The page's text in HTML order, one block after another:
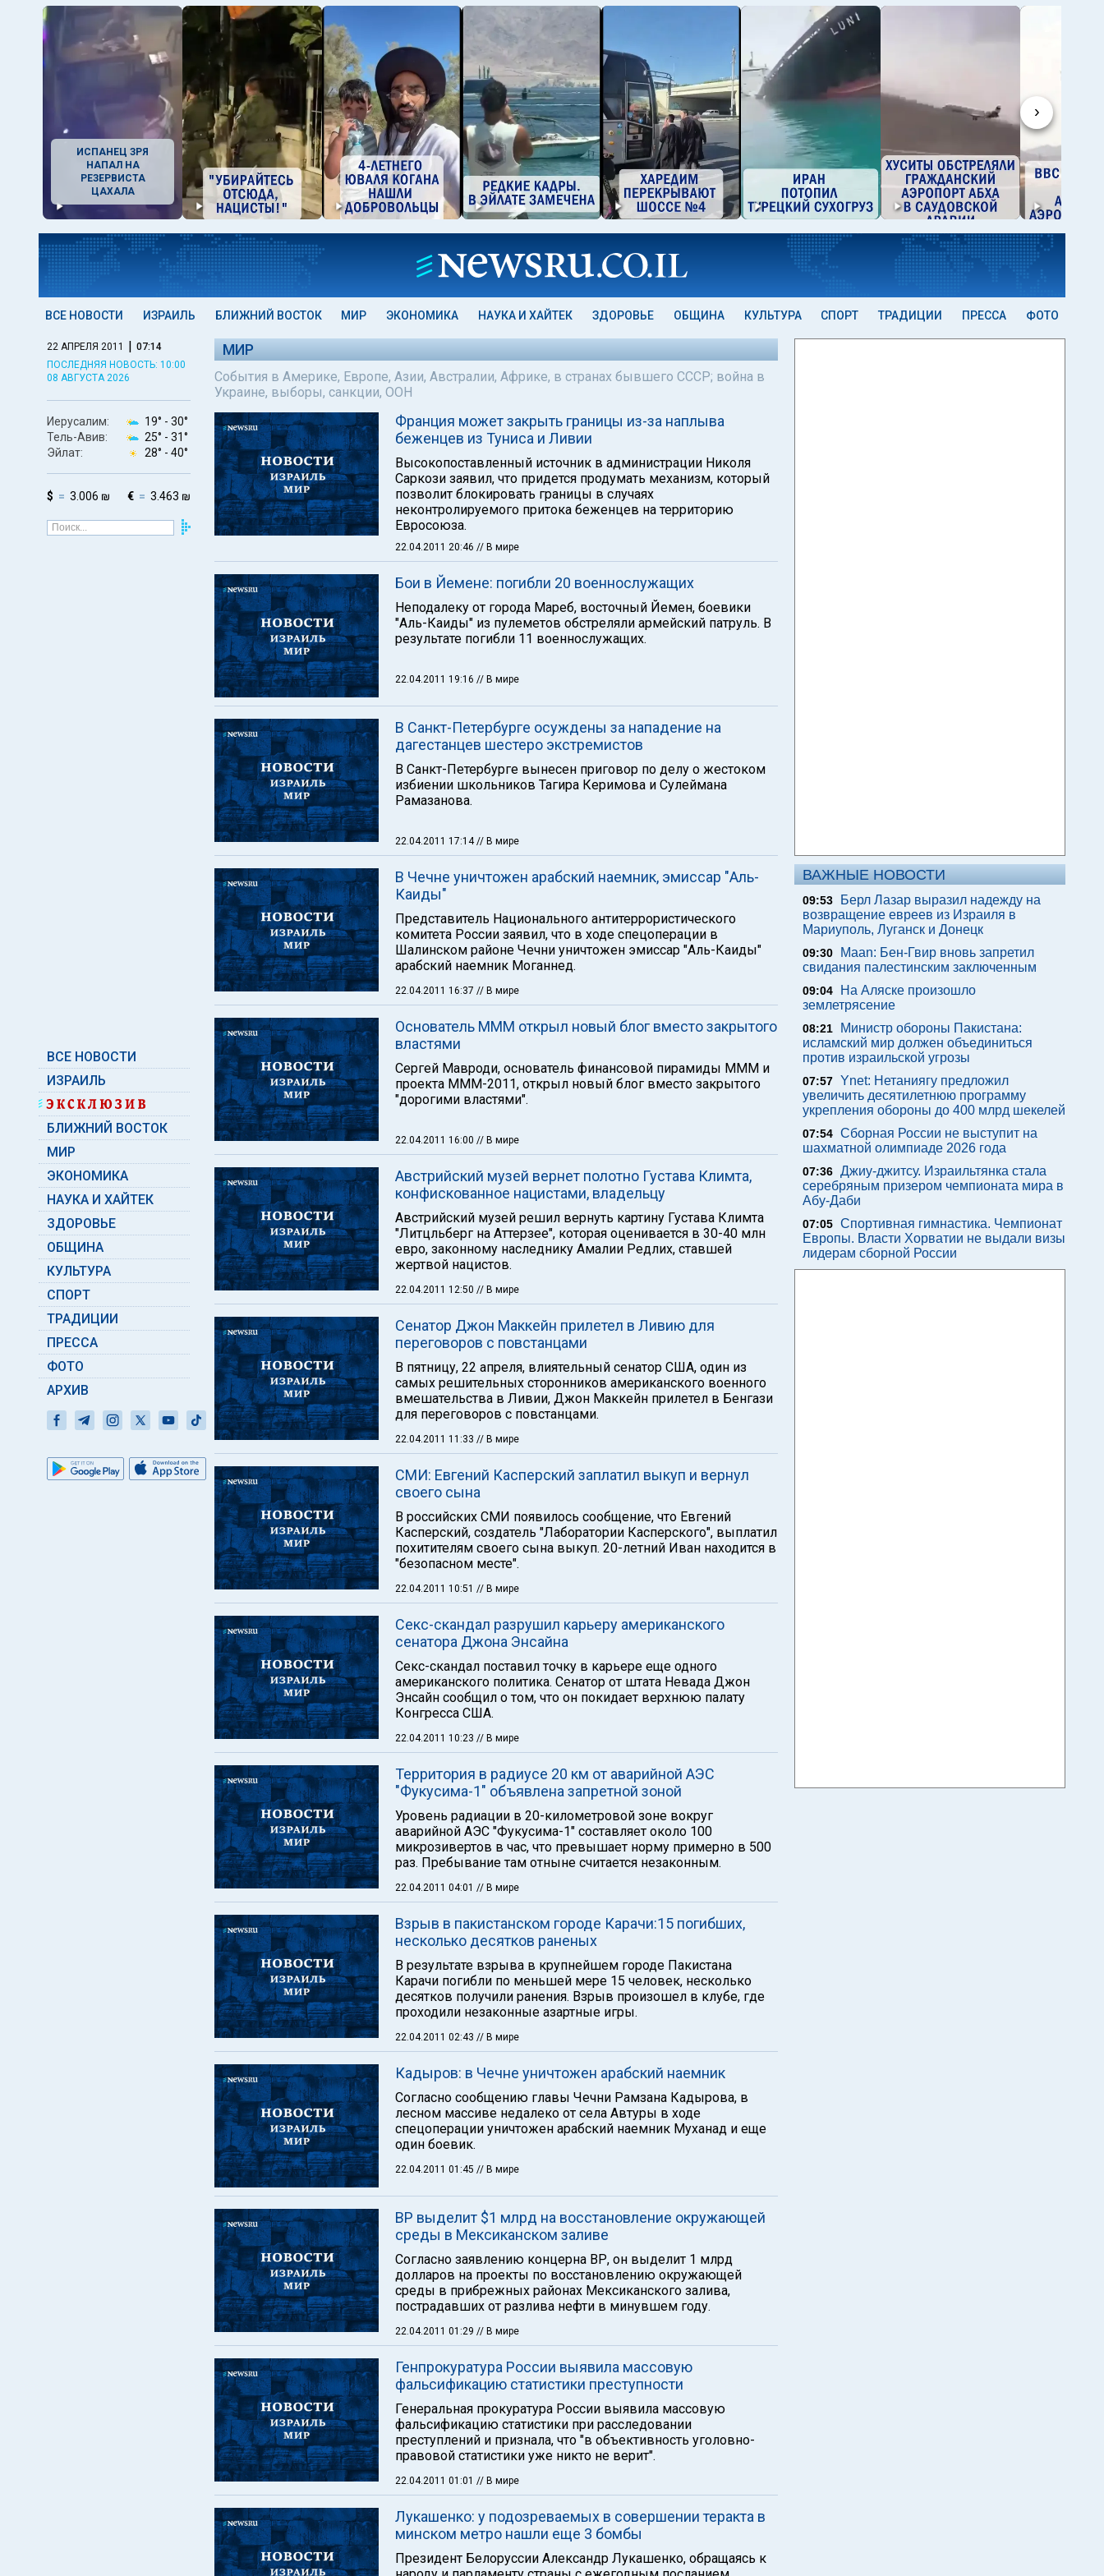
›
ИСПАНЕЦ ЗРЯ
НАПАЛ НА
РЕЗЕРВИСТА
ЦАХАЛА
ВСЕ НОВОСТИ ИЗРАИЛЬ БЛИЖНИЙ ВОСТОК МИР ЭКОНОМИКА НАУКА И ХАЙТЕК ЗДОРОВЬЕ ОБЩИНА КУЛЬТУРА СПОРТ ТРАДИЦИИ ПРЕССА ФОТО
22 АПРЕЛЯ 2011 | 07:14
ПОСЛЕДНЯЯ НОВОСТЬ: 10:00
08 АВГУСТА 2026
Иерусалим: 19° - 30°
Тель-Авив:
25° - 31°
Эйлат:
28° - 40°
$ 3.006 ₪ € 3.463 ₪
ВСЕ НОВОСТИ
ИЗРАИЛЬ
БЛИЖНИЙ ВОСТОК
МИР
ЭКОНОМИКА
НАУКА И ХАЙТЕК
ЗДОРОВЬЕ
ОБЩИНА
КУЛЬТУРА
СПОРТ
ТРАДИЦИИ
ПРЕССА
ФОТО
АРХИВ
МИР
События в Америке, Европе, Азии, Австралии, Африке, в странах бывшего СССР; война в
Украине, выборы, санкции, ООН
Франция может закрыть границы из-за наплыва
беженцев из Туниса и Ливии
Высокопоставленный источник в администрации Николя
Саркози заявил, что придется продумать механизм, который
позволит блокировать границы в случаях
неконтролируемого притока беженцев на территорию
Евросоюза.
22.04.2011 20:46 // В мире
Бои в Йемене: погибли 20 военнослужащих
Неподалеку от города Мареб, восточный Йемен, боевики
"Аль-Каиды" из пулеметов обстреляли армейский патруль. В
результате погибли 11 военнослужащих.
22.04.2011 19:16 // В мире
В Санкт-Петербурге осуждены за нападение на
дагестанцев шестеро экстремистов
В Санкт-Петербурге вынесен приговор по делу о жестоком
избиении школьников Тагира Керимова и Сулеймана
Рамазанова.
22.04.2011 17:14// В мире
В Чечне уничтожен арабский наемник, эмиссар "Аль-
Каиды"
Представитель Национального антитеррористического
комитета России заявил, что в ходе спецоперации в
Шалинском районе Чечни уничтожен эмиссар "Аль-Каиды"
арабский наемник Моганнед.
22.04.2011 16:37 // В мире
Основатель МММ открыл новый блог вместо закрытого
властями
Сергей Мавроди, основатель финансовой пирамиды МММ и
проекта МММ-2011, открыл новый блог вместо закрытого
"дорогими властями".
22.04.2011 16:00 // В мире
Австрийский музей вернет полотно Густава Климта,
конфискованное нацистами, владельцу
Австрийский музей решил вернуть картину Густава Климта
"Литцльберг на Аттерзее", которая оценивается в 30-40 млн
евро, законному наследнику Амалии Редлих, ставшей
жертвой нацистов.
22.04.2011 12:50 // В мире
Сенатор Джон Маккейн прилетел в Ливию для
переговоров с повстанцами
В пятницу, 22 апреля, влиятельный сенатор США, один из
самых решительных сторонников американского военного
вмешательства в Ливии, Джон Маккейн прилетел в Бенгази
для переговоров с повстанцами.
22.04.2011 11:33 // В мире
СМИ: Евгений Касперский заплатил выкуп и вернул
своего сына
В российских СМИ появилось сообщение, что Евгений
Касперский, создатель "Лаборатории Касперского", выплатил
похитителям своего сына выкуп. 20-летний Иван находится в
"безопасном месте".
22.04.2011 10:51 // В мире
Секс-скандал разрушил карьеру американского
сенатора Джона Энсайна
Секс-скандал поставил точку в карьере еще одного
американского политика. Сенатор от штата Невада Джон
Энсайн сообщил о том, что он покидает верхнюю палату
Конгресса США.
22.04.2011 10:23 // В мире
Территория в радиусе 20 км от аварийной АЭС
"Фукусима-1" объявлена запретной зоной
Уровень радиации в 20-километровой зоне вокруг
аварийной АЭС "Фукусима-1" составляет около 100
микрозивертов в час, что превышает норму примерно в 500
раз. Пребывание там отныне считается незаконным.
22.04.2011 04:01 // В мире
Взрыв в пакистанском городе Карачи:15 погибших,
несколько десятков раненых
В результате взрыва в крупнейшем городе Пакистана
Карачи погибли по меньшей мере 15 человек, несколько
десятков получили ранения. Взрыв произошел в клубе, где
проходили незаконные азартные игры.
22.04.2011 02:43 // В мире
Кадыров: в Чечне уничтожен арабский наемник
Согласно сообщению главы Чечни Рамзана Кадырова, в
лесном массиве недалеко от села Автуры в ходе
спецоперации уничтожен арабский наемник Муханад и еще
один боевик.
22.04.2011 01:45 // В мире
BР выделит $1 млрд на восстановление окружающей
среды в Мексиканском заливе
Согласно заявлению концерна BР, он выделит 1 млрд
долларов на проекты по восстановлению окружающей
среды в прибрежных районах Мексиканского залива,
пострадавших от разлива нефти в минувшем году.
22.04.2011 01:29 // В мире
Генпрокуратура России выявила массовую
фальсификацию статистики преступности
Генеральная прокуратура России выявила массовую
фальсификацию статистики при расследовании
преступлений и признала, что "в объективность уголовно-
правовой статистики уже никто не верит".
22.04.2011 01:01 // В мире
Лукашенко: у подозреваемых в совершении теракта в
минском метро нашли еще 3 бомбы
Президент Белоруссии Александр Лукашенко, обращаясь к
ВАЖНЫЕ НОВОСТИ
09:53
Берл Лазар выразил надежду на
возвращение евреев из Израиля в
Мариуполь, Луганск и Донецк
09:30
Maan: Бен-Гвир вновь запретил
свидания палестинским заключенным
09:04
На Аляске произошло
землетрясение
08:21
Министр обороны Пакистана:
исламский мир должен объединиться
против израильской угрозы
07:57 Ynet: Нетаниягу предложил
увеличить десятилетнюю программу
укрепления обороны до 400 млрд шекелей
07:54 Сборная России не выступит на
шахматной олимпиаде 2026 года
07:36 Джиу-джитсу. Израильтянка стала
серебряным призером чемпионата мира в
Абу-Даби
07:05 Спортивная гимнастика. Чемпионат
Европы. Власти Хорватии не выдали визы
лидерам сборной России